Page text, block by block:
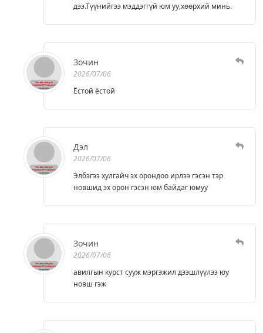
дээ.Түүнийгээ мэддэггүй юм уу,хөөрхий минь.
Зочин
2026/07/06
Ёстой ёстой
Дэл
2026/07/06
Элбэгээ хулгайч эх орондоо ирлээ гэсэн тэр
новшид эх орон гэсэн юм байдаг юмуу
Зочин
2026/07/06
авилгын курст сууж мэргэжил дээшлүүлээ юу
новш гэж